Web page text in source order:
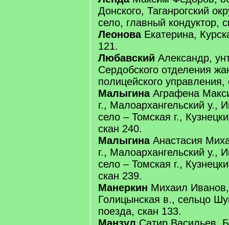
Донского, Таганрогский
село, главный кондуктор,
ЛеоноваЕкатерина,
121.
Любавский Александр,
Сердобского отделения
полицейского управления,
МалыгинаАграфена
г., Малоархангельский у.,
село – Томская г.,
скан 240.
МалыгинаАнастасия
г., Малоархангельский у.,
село – Томская г.,
скан 239.
Манеркин Михаил
Голицынская в., сельцо
поезда, скан 133.